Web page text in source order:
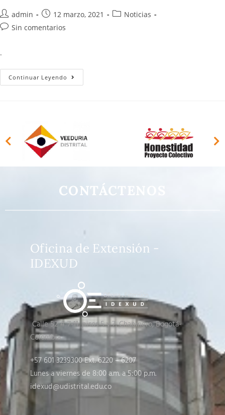
admin 12 marzo, 2021
Noticias
Sin comentarios
.
Continuar Leyendo
CONTÁCTENOS
Oficina de Extensión -
IDEXUD
Calle 52 # 7-11, pisos 5 y 7, Chapinero, Bogotá-
Colombia
+57 601 3239300 Ext. 6220 – 6207
Lunes a viernes de 8:00 a.m. a 5:00 p.m.
idexud@udistrital.edu.co